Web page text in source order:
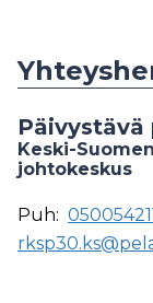
Keski-
johtokeskus
Puh: